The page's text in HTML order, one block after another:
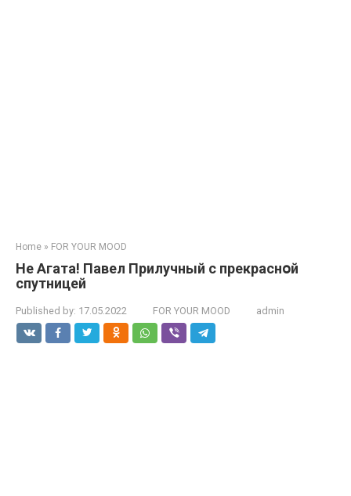
Home » FOR YOUR MOOD
Не Агата! Павел Прилучный с прекраснօй
спутницей
Published by: 17.05.2022 FOR YOUR MOOD admin